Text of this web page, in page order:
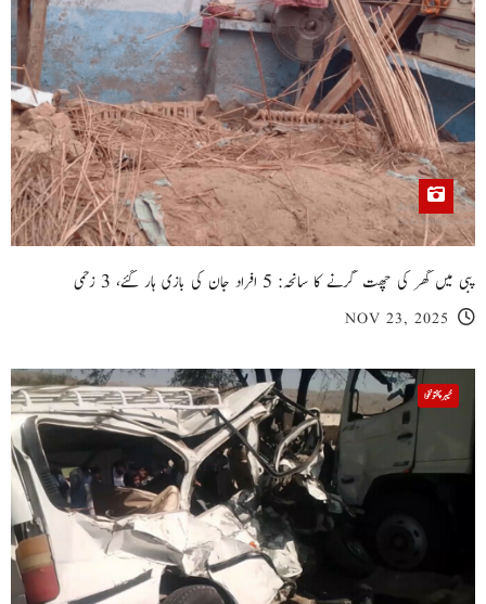
پبی میں گھر کی چھت گرنے کا سانحہ: 5 افراد جان کی بازی ہار گئے، 3 زخمی
NOV 23, 2025
خیبر پختونخوا